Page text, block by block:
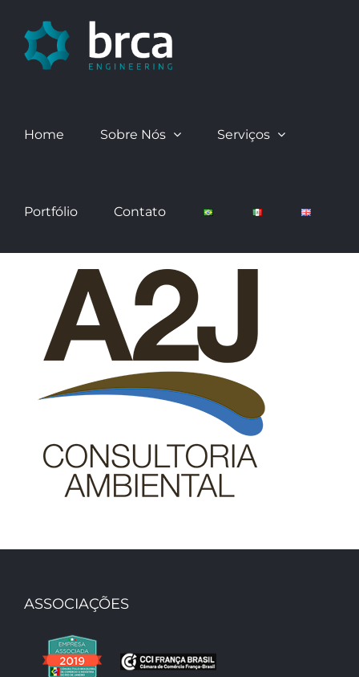
content
Home Sobre Nós Serviços
Portfólio Contato
ASSOCIAÇÕES